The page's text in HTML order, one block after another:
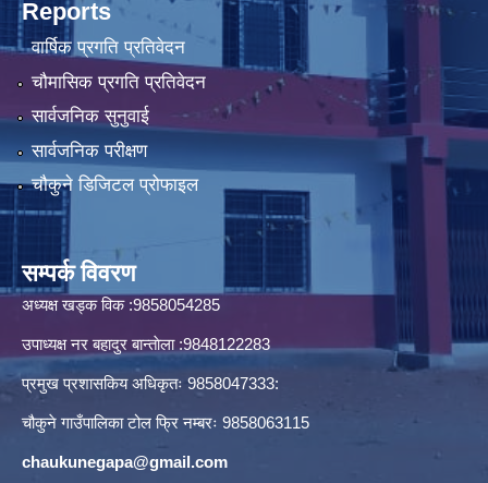
Reports
वार्षिक प्रगति प्रतिवेदन
चौमासिक प्रगति प्रतिवेदन
सार्वजनिक सुनुवाई
सार्वजनिक परीक्षण
चौकुने डिजिटल प्रोफाइल
सम्पर्क विवरण
अध्यक्ष खड्क विक :9858054285
उपाध्यक्ष नर बहादुर बान्ताेला :9848122283
प्रमुख प्रशासकिय अधिकृतः 9858047333:
चौकुने गाउँपालिका टोल फ्रि नम्बरः 9858063115
chaukunegapa@gmail.com